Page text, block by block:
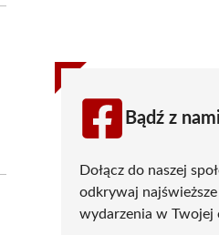
Bądź z
Dołącz do naszej
odkrywaj
wydarzenia w Twojej